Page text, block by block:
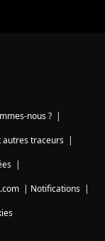
nous ? |
autres traceurs|
|
| Notifications |